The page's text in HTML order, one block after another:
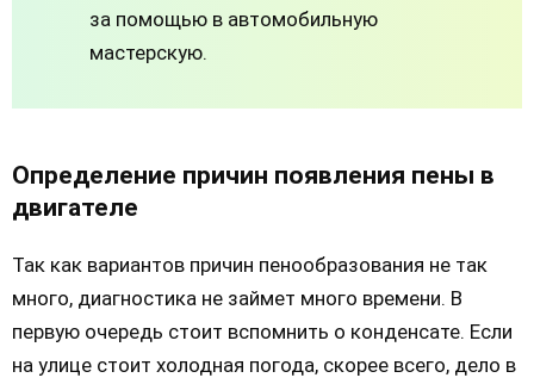
за помощью в автомобильную
мастерскую.
Определение причин появления пены в
двигателе
Так как вариантов причин пенообразования не так
много, диагностика не займет много времени. В
первую очередь стоит вспомнить о конденсате. Если
на улице стоит холодная погода, скорее всего, дело в